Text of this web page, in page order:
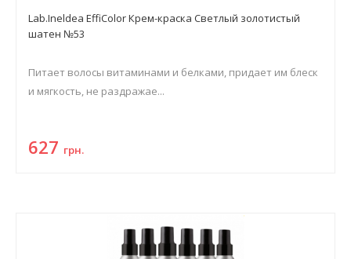
Lab.Ineldea EffiColor Крем-краска Светлый золотистый
шатен №53
Питает волосы витаминами и белками, придает им блеск
и мягкость, не раздражае...
627 грн.